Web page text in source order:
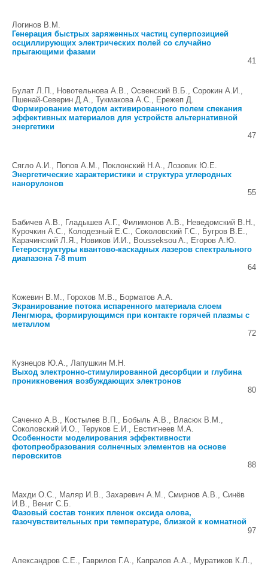
Логинов В.М.
Генерация быстрых заряженных частиц суперпозицией
осциллирующих электрических полей со случайно
прыгающими фазами
41
Булат Л.П., Новотельнова А.В., Освенский В.Б., Сорокин А.И.,
Пшенай-Северин Д.А., Тукмакова А.С., Ережеп Д.
Формирование методом активированного полем спекания
эффективных материалов для устройств альтернативной
энергетики
47
Сягло А.И., Попов А.М., Поклонский Н.А., Лозовик Ю.Е.
Энергетические характеристики и структура углеродных
нанорулонов
55
Бабичев А.В., Гладышев А.Г., Филимонов А.В., Неведомский В.Н.,
Курочкин А.С., Колодезный Е.С., Соколовский Г.С., Бугров В.Е.,
Карачинский Л.Я., Новиков И.И., Bousseksou A., Егоров А.Ю.
Гетероструктуры квантово-каскадных лазеров спектрального
диапазона 7-8 mum
64
Кожевин В.М., Горохов М.В., Борматов А.А.
Экранирование потока испаренного материала слоем
Ленгмюра, формирующимся при контакте горячей плазмы с
металлом
72
Кузнецов Ю.А., Лапушкин М.Н.
Выход электронно-стимулированной десорбции и глубина
проникновения возбуждающих электронов
80
Саченко А.В., Костылев В.П., Бобыль А.В., Власюк В.М.,
Соколовский И.О., Теруков Е.И., Евстигнеев М.А.
Особенности моделирования эффективности
фотопреобразования солнечных элементов на основе
перовскитов
88
Махди О.С., Маляр И.В., Захаревич А.М., Смирнов А.В., Синёв
И.В., Вениг С.Б.
Фазовый состав тонких пленок оксида олова,
газочувствительных при температуре, близкой к комнатной
97
Александров С.Е., Гаврилов Г.А., Капралов А.А., Муратиков К.Л.,